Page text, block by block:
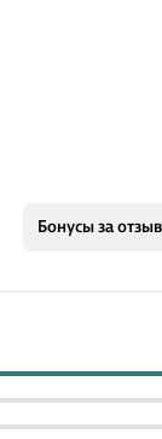
Бонусы за